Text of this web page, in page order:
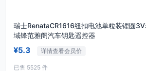
瑞士RenataCR1616纽扣电池单粒装锂圆
域锋范雅阁汽车钥匙遥控器
¥5.3 详情查看会员价
已售 5525 件